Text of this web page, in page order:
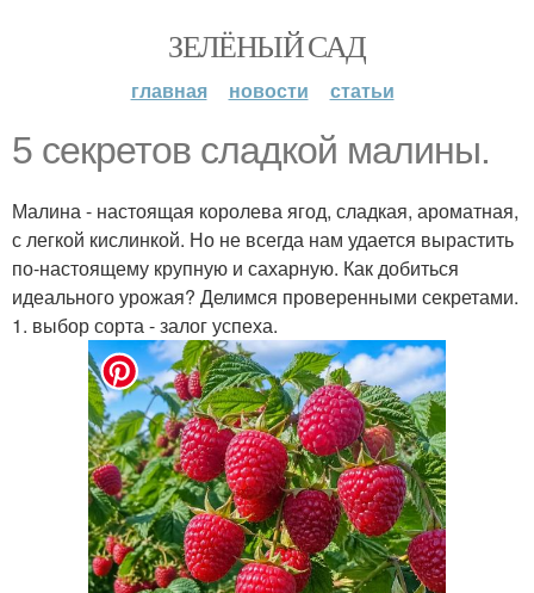
ЗЕЛЁНЫЙ САД
главная новости статьи
5 секретов сладкой малины.
Малина - настоящая королева ягод, сладкая, ароматная,
с легкой кислинкой. Но не всегда нам удается вырастить
по-настоящему крупную и сахарную. Как добиться
идеального урожая? Делимся проверенными секретами.
1. выбор сорта - залог успеха.